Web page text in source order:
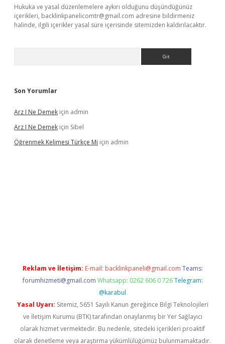
Hukuka ve yasal düzenlemelere aykırı olduğunu düşündüğünüz
içerikleri, backlinkpanelicomtr@gmail.com adresine bildirmeniz
halinde, ilgili içerikler yasal süre içerisinde sitemizden kaldırılacaktır.
Son Yorumlar
Arz I Ne Demek için admin
Arz I Ne Demek için Sibel
Öğrenmek Kelimesi Türkçe Mi için admin
Reklam ve İletişim: E-mail: backlinkpaneli@gmail.com Teams:
forumhizmeti@gmail.com Whatsapp: 0262 606 0 726 Telegram:
@karabul
Yasal Uyarı: Sitemiz, 5651 Sayılı Kanun gereğince Bilgi Teknolojileri
ve İletişim Kurumu (BTK) tarafından onaylanmış bir Yer Sağlayıcı
olarak hizmet vermektedir. Bu nedenle, sitedeki içerikleri proaktif
olarak denetleme veya araştırma yükümlülüğümüz bulunmamaktadır.